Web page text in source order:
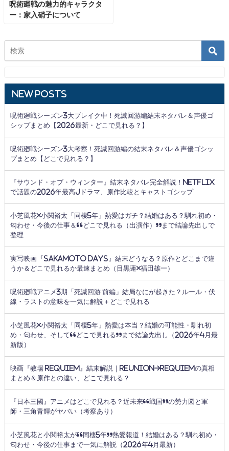
呪術廻戦の魅力的キャラクタ
ー：家入硝子について
New Posts
呪術廻戦シーズン3大ブレイク中！死滅回游編結末ネタバレ＆声優ゴ
シップまとめ【2026最新・どこで見れる？】
呪術廻戦シーズン3大考察！死滅回游編の結末ネタバレ＆声優ゴシッ
プまとめ【どこで見れる？】
『サウンド・オブ・ウィンター』結末ネタバレ完全解説！Netflix
で話題の2026年最高Jドラマ、原作比較とキャストゴシップ
小芝風花×小関裕太「同棲5年」熱愛はガチ？結婚はある？馴れ初め・
匂わせ・今後の仕事＆“どこで見れる（出演作）”まで結論先出しで
整理
実写映画『SAKAMOTO DAYS』結末どうなる？原作とどこまで違
うか＆どこで見れるか最速まとめ（目黒蓮×福田雄一）
呪術廻戦アニメ3期「死滅回游 前編」結局なにが起きた？ルール・伏
線・ラストの意味を一気に解説＋どこで見れる
小芝風花×小関裕太「同棲5年」熱愛は本当？結婚の可能性・馴れ初
め・匂わせ、そして“どこで見れる”まで結論先出し（2026年4月最
新版）
映画『教場 Requiem』結末解説｜Reunion→Requiemの真相
まとめ＆原作との違い、どこで見れる？
『日本三國』アニメはどこで見れる？近未来“戦国”の勢力図と軍
師・三角青輝がヤバい（考察あり）
小芝風花と小関裕太が“同棲5年”熱愛報道！結婚はある？馴れ初め・
匂わせ・今後の仕事まで一気に解説（2026年4月最新）